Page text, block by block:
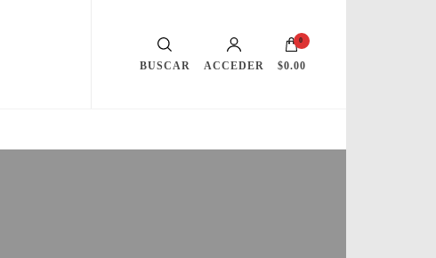
BUSCAR ACCEDER
0
$0.00